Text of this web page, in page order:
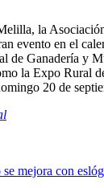
la
evento en el
de Ganadería y
la Expo Rural
20 de
mejora con